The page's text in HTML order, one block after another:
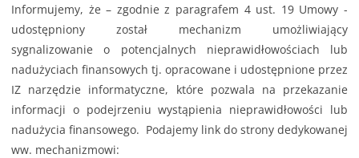
Informujemy, że – zgodnie z paragrafem 4 ust. 19 Umowy -
udostępniony został mechanizm umożliwiający
sygnalizowanie o potencjalnych nieprawidłowościach lub
nadużyciach finansowych tj. opracowane i udostępnione przez
IZ narzędzie informatyczne, które pozwala na przekazanie
informacji o podejrzeniu wystąpienia nieprawidłowości lub
nadużycia finansowego. Podajemy link do strony dedykowanej
ww. mechanizmowi: